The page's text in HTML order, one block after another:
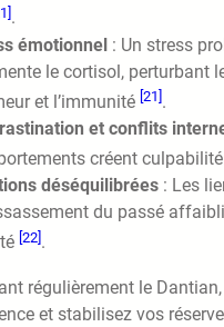
.
émotionnel : Un stress
le cortisol, perturbant
et l’immunité [21].
et conflits
créent
déséquilibrées : Les
du passé
[22].
régulièrement le
et stabilisez vos